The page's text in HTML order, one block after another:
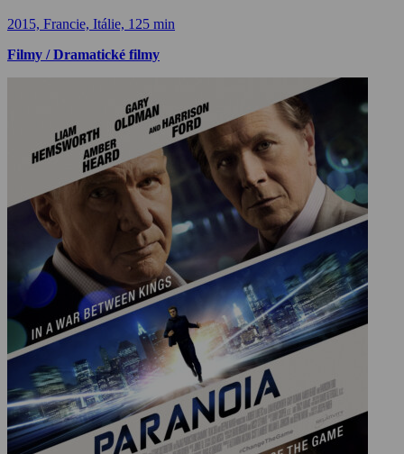
2015, Francie, Itálie, 125 min
Filmy / Dramatické filmy